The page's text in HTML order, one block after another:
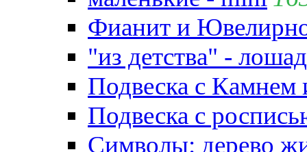
Фианит и
"из детства" -
Подвеска с
Подвеска с
Символы: дерево